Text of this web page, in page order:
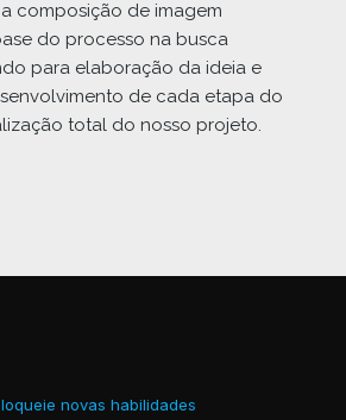
composição de imagem
do processo na busca
para elaboração da ideia e
de cada etapa do
total do nosso projeto.
novas habilidades